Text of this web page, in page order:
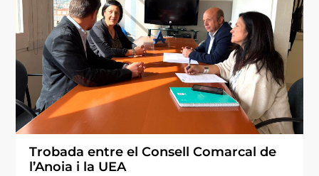
Trobada entre el Consell Comarcal de
l’Anoia i la UEA